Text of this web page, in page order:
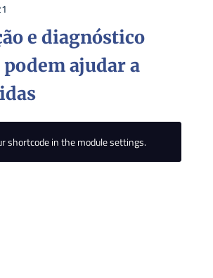
e diagnóstico
ajudar a
shortcode in the module settings.